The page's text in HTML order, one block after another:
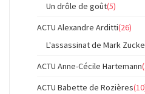
Un drôle de goût(5)
ACTU Alexandre Arditti(26)
L'assassinat de Mark
ACTU Anne-Cécile Hartemann
ACTU Babette de Rozières